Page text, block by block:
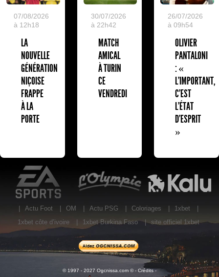
07/08/2026
à 12h18
LA
NOUVELLE
GÉNÉRATION
NIÇOISE
FRAPPE
À LA
PORTE
30/07/2026
à 22h42
MATCH
AMICAL
À TURIN
CE
VENDREDI
26/07/2026
à 09h54
OLIVIER
PANTALONI
: «
L'IMPORTANT,
C'EST
L'ÉTAT
D'ESPRIT
»
EA Sports
Actu Foot OM Actu PSG Coloriages 1xbet
1xbet côte d’ivoire
1xbet Burkina Faso | site officiel 1xbet
© 1997 - 2027 Ogcnissa.com © - Crédits-